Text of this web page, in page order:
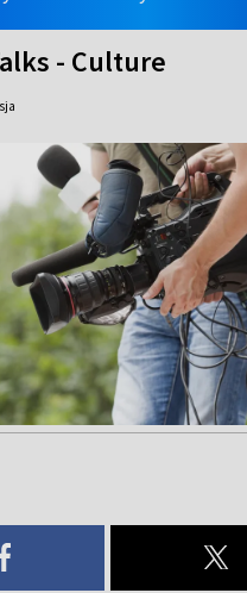
- Culture